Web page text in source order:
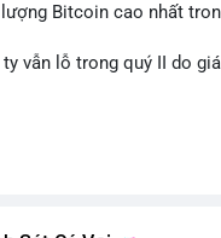
Bitcoin cao nhất
ty vẫn lỗ trong quý II do
không đủ bù đắp cho sự